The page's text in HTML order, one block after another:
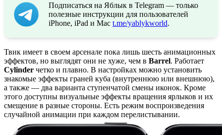
Подписаться на Яблык в Telegram — только
полезные инструкции для пользователей
iPhone, iPad и Mac t.me/yablykworld.
Твик имеет в своем арсенале пока лишь шесть анимационных
эффектов, но выглядят они не хуже, чем в Barrel. Работает
Cylinder четко и плавно. В настройках можно установить
знакомые эффекты граней куба (внутреннюю или внешнюю),
а также — два варианта ступенчатой смены иконок. Кроме
этого доступны визуальные эффекты вращения ярлыков и их
смещение в разные стороны. Есть режим воспроизведения
случайной анимации при каждом перелистывании.